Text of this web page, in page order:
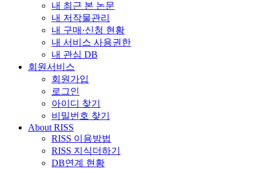
내 최근 본 논문
내 저작물관리
내 구매·신청 현황
내 서비스 사용권한
내 관심 DB
회원서비스
회원가입
로그인
아이디 찾기
비밀번호 찾기
About RISS
RISS 이용방법
RISS 지식더하기
DB연계 현황